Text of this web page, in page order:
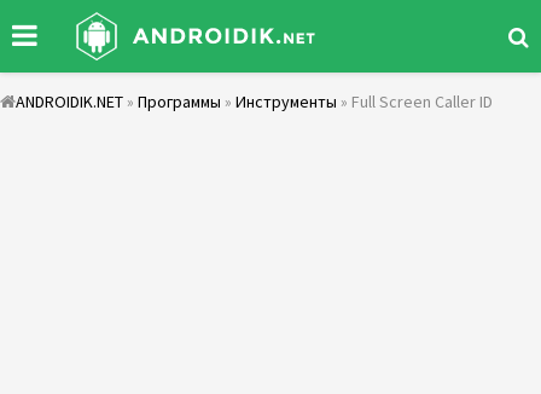
ANDROIDIK.NET » Программы » Инструменты » Full Screen Caller ID